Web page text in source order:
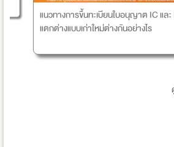
แนวทางการขึ้นทะเบียนใบอนุญาต IC และ
แตกต่างแบบเก่าใหม่ต่างกันอย่างไร